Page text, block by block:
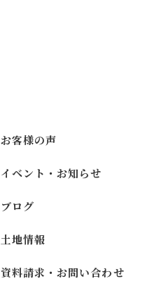
お客様の声
イベント・お知らせ
ブログ
土地情報
資料請求・お問い合わせ